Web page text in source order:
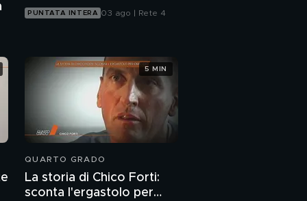
PUNTATA INTERA 03 ago | Rete 4
QUARTO GRADO
La storia di Chico Forti:
sconta l'ergastolo per
5 MIN